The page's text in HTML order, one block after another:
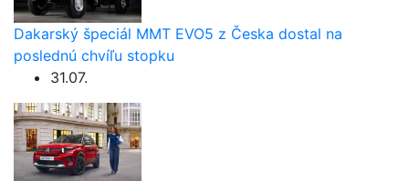
Dakarský špeciál MMT EVO5 z Česka dostal na
poslednú chvíľu stopku
31.07.